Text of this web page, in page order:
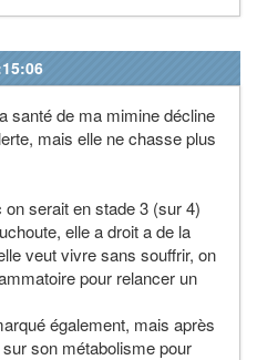
santé de ma mimine décline
mais elle ne chasse plus
serait en stade 3 (sur 4)
elle a droit a de la
veut vivre sans souffrir, on
pour relancer un
également, mais après
son métabolisme pour